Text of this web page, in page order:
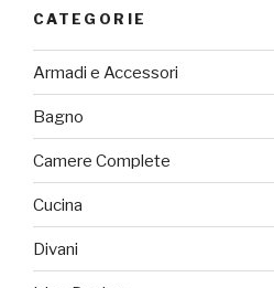
CATEGORIE
Armadi e Accessori
Bagno
Camere Complete
Cucina
Divani